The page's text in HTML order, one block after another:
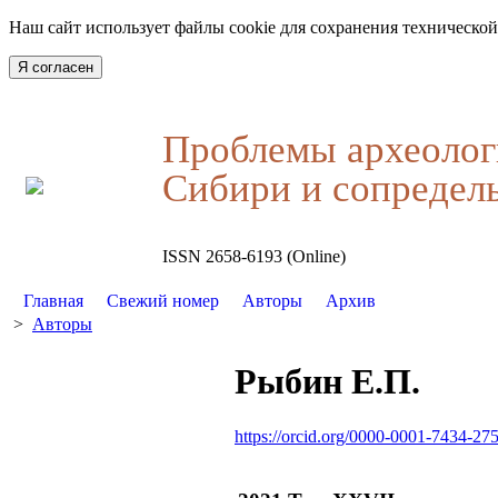
Наш сайт использует файлы cookie для сохранения
Я согласен
Проблемы
Сибири и
ISSN 2658-6193 (Online)
Главная Свежий номер Авторы
Архив
> Авторы
Рыбин Е.П.
https://orcid.org/0000-0001-7434-